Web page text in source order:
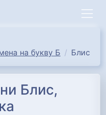
на букву Б
Блис
Блис,